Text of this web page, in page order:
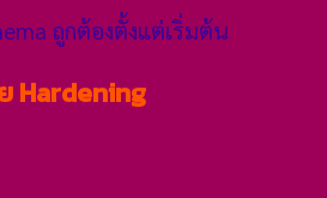
ถูกต้องตั้งแต่เริ่มต้น
Hardening